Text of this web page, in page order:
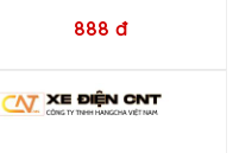
888 đ